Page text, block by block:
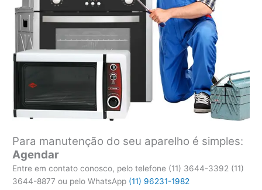
Para manutenção do seu aparelho é simples:
Agendar
Entre em contato conosco, pelo telefone (11) 3644-3392 (11)
3644-8877 ou pelo WhatsApp (11) 96231-1982